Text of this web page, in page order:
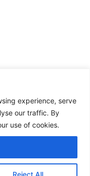
experience, serve
our traffic. By
use of cookies.
Reject All
| Website by Peakcap